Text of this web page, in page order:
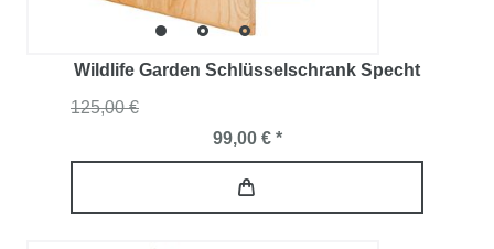
Wildlife Garden Schlüsselschrank Specht
125,00 €
99,00 € *